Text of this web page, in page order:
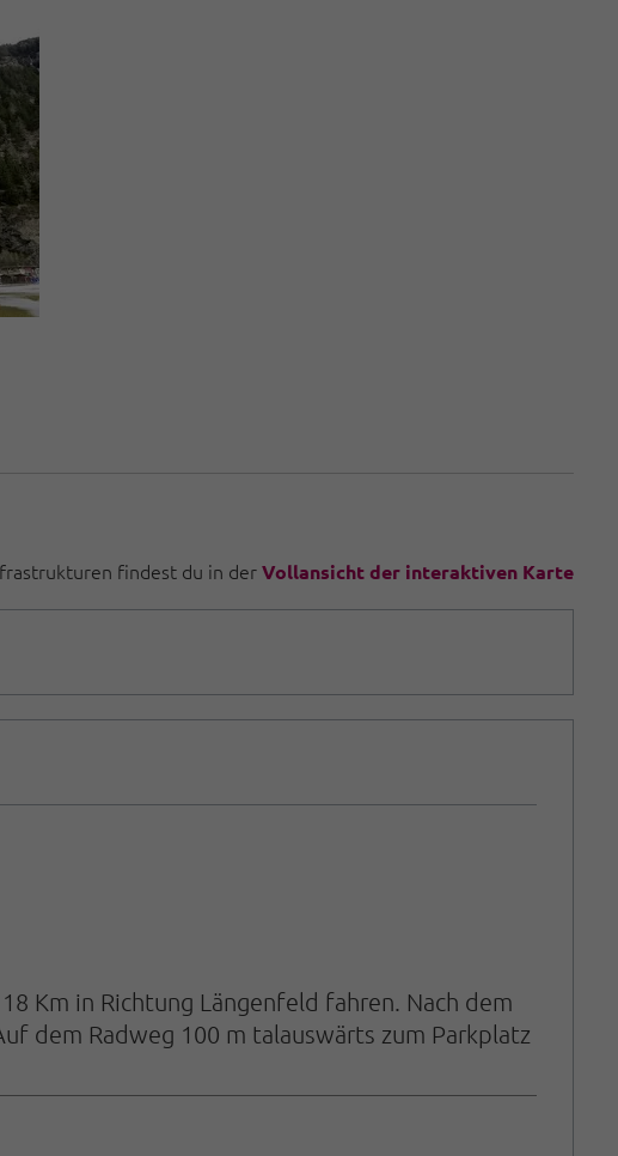
findest du in derVollansicht der interaktiven Karte
Km in Richtung Längenfeld fahren. Nach dem
dem Radweg 100 m talauswärts zum Parkplatz